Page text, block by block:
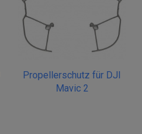
Propellerschutz für DJI
Mavic 2